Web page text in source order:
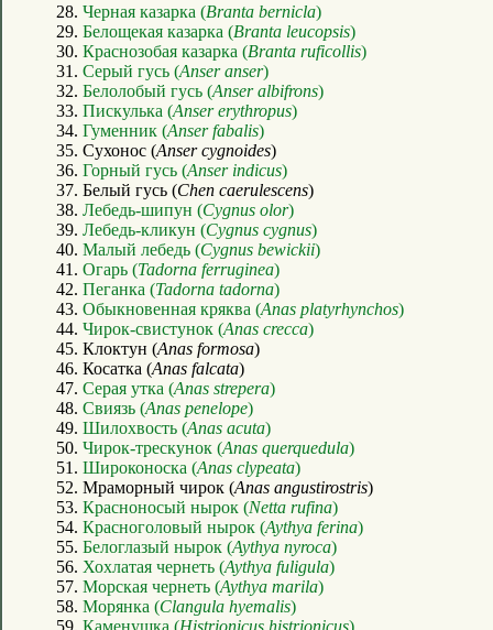
28. Черная казарка (Branta bernicla)
29. Белощекая казарка (Branta leucopsis)
30. Краснозобая казарка (Branta ruficollis)
31. Серый гусь (Anser anser)
32. Белолобый гусь (Anser albifrons)
33. Пискулька (Anser erythropus)
34. Гуменник (Anser fabalis)
35. Сухонос (Anser cygnoides)
36. Горный гусь (Anser indicus)
37. Белый гусь (Chen caerulescens)
38. Лебедь-шипун (Cygnus olor)
39. Лебедь-кликун (Cygnus cygnus)
40. Малый лебедь (Cygnus bewickii)
41. Огарь (Tadorna ferruginea)
42. Пеганка (Tadorna tadorna)
43. Обыкновенная кряква (Anas platyrhynchos)
44. Чирок-свистунок (Anas crecca)
45. Клоктун (Anas formosa)
46. Косатка (Anas falcata)
47. Серая утка (Anas strepera)
48. Свиязь (Anas penelope)
49. Шилохвость (Anas acuta)
50. Чирок-трескунок (Anas querquedula)
51. Широконоска (Anas clypeata)
52. Мраморный чирок (Anas angustirostris)
53. Красноносый нырок (Netta rufina)
54. Красноголовый нырок (Aythya ferina)
55. Белоглазый нырок (Aythya nyroca)
56. Хохлатая чернеть (Aythya fuligula)
57. Морская чернеть (Aythya marila)
58. Морянка (Clangula hyemalis)
59. Каменушка (Histrionicus histrionicus)